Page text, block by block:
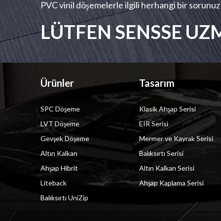
PVC vinil döşemelerle ilgili herhangi bir
LÜTFEN SENSSE
Ürünler
SPC Döşeme
LVT Döşeme
Gevşek Döşeme
Altın Kalkan
Ahşap Hibrit
Liteback
Balıksırtı UniZip
Tasarım
Klasik Ahşap Serisi
EIR Serisi
Mermer ve Kayrak Serisi
Balıksırtı Serisi
Altın Kalkan Serisi
Ahşap Kaplama Serisi